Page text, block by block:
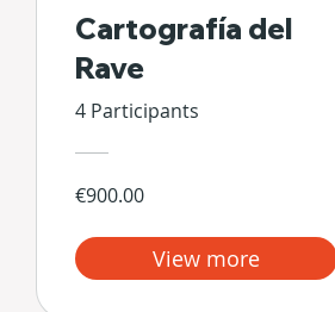
Cartografía del
Rave
4 Participants
€900.00
View more